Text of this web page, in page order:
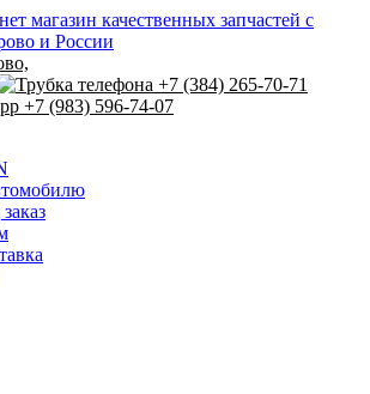
магазин качественных запчастей с
и России
+7 (384) 265-70-71
+7 (983) 596-74-07